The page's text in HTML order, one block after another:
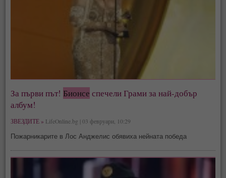
За първи път! Бионсе спечели Грами за най-добър
албум!
ЗВЕЗДИТЕ » LifeOnline.bg | 03 февруари, 10:29
Пожарникарите в Лос Анджелис обявиха нейната победа